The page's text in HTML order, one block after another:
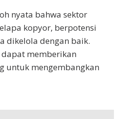
nyata bahwa sektor
kopyor, berpotensi
dikelola dengan baik.
memberikan
untuk mengembangkan